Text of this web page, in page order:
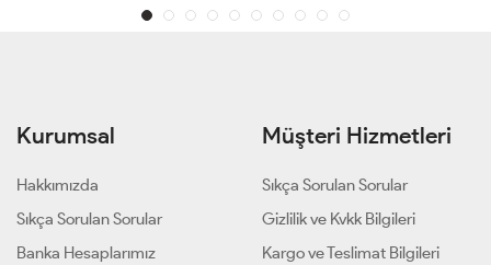
Kurumsal
Hakkımızda
Sıkça Sorulan Sorular
Banka Hesaplarımız
Müşteri Hizmetleri
Sıkça Sorulan Sorular
Gizlilik ve Kvkk Bilgileri
Kargo ve Teslimat Bilgileri